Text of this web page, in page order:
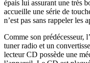
épais lui assurant une très
accueille une série de
n’est pas sans rappeler les
Comme son prédécesseur, l’
tuner radio et un
lecteur CD possède une